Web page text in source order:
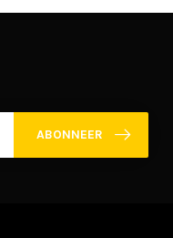
ABONNEER